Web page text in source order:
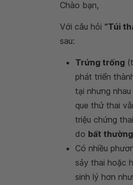
Chào bạn,
Với câu hỏi “Túi
sau:
Trứng trống
phát triển
tại nhưng
que thử thai
triệu chứng
do bất thường
Có nhiều
sảy thai hoặc
sinh lý hơn